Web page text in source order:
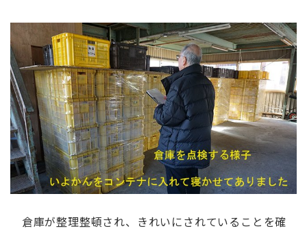
倉庫が整理整頓され、きれいにされていることを確